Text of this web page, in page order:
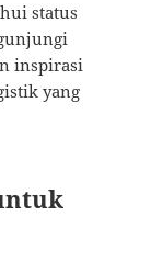
status
inspirasi
yang